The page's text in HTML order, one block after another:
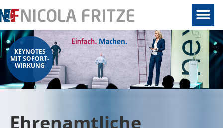
KEYNOTES
MIT SOFORT-
WIRKUNG
Ehrenamtliche